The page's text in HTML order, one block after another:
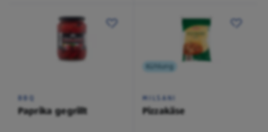
BBQ
Paprika gegrillt
Kühlung
MILSANI
Pizzakäse